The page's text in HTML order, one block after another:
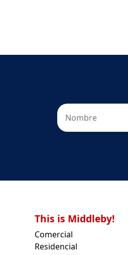
This is Middleby!
Comercial
Residencial